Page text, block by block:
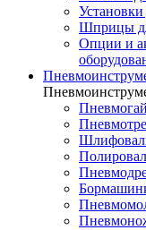
Шприцы
Опции и